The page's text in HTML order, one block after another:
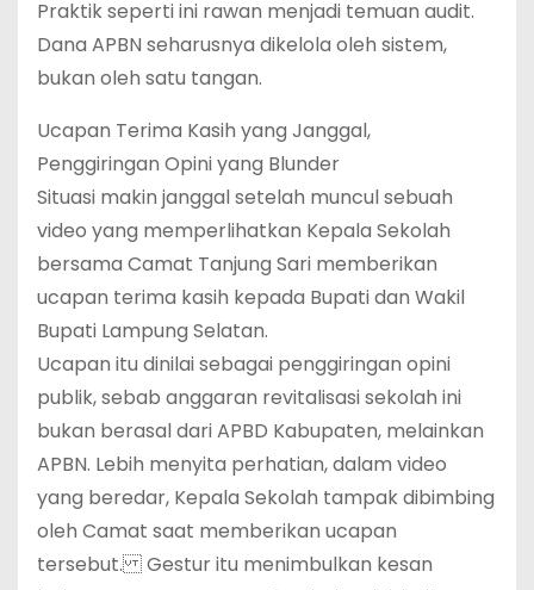
Praktik seperti ini rawan menjadi temuan audit.
Dana APBN seharusnya dikelola oleh sistem,
bukan oleh satu tangan.
Ucapan Terima Kasih yang Janggal,
Penggiringan Opini yang Blunder
Situasi makin janggal setelah muncul sebuah
video yang memperlihatkan Kepala Sekolah
bersama Camat Tanjung Sari memberikan
ucapan terima kasih kepada Bupati dan Wakil
Bupati Lampung Selatan.
Ucapan itu dinilai sebagai penggiringan opini
publik, sebab anggaran revitalisasi sekolah ini
bukan berasal dari APBD Kabupaten, melainkan
APBN. Lebih menyita perhatian, dalam video
yang beredar, Kepala Sekolah tampak dibimbing
oleh Camat saat memberikan ucapan
tersebut. Gestur itu menimbulkan kesan